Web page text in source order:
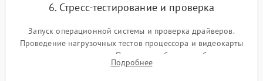
6. Стресс-тестирование и проверка
Запуск операционной системы и проверка драйверов.
Проведение нагрузочных тестов процессора и видеокарты
для контроля температур. Проверка работоспособности всех
USB-портов, аудиовыходов и сетевого подключения.
Подробнее